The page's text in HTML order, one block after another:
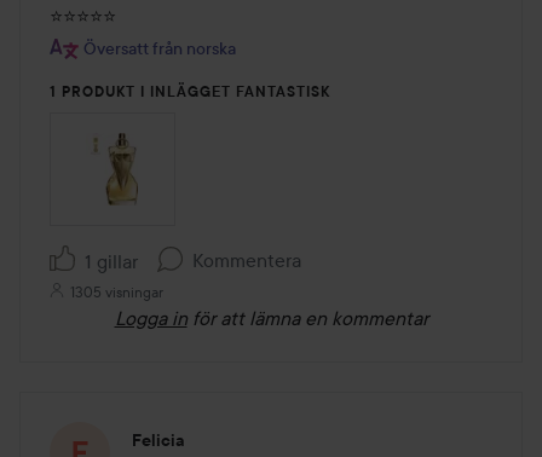
⭐⭐⭐⭐⭐
Översatt från norska
1 PRODUKT I INLÄGGET FANTASTISK
1 gillar Kommentera
1305 visningar
Logga in för att lämna en kommentar
Felicia